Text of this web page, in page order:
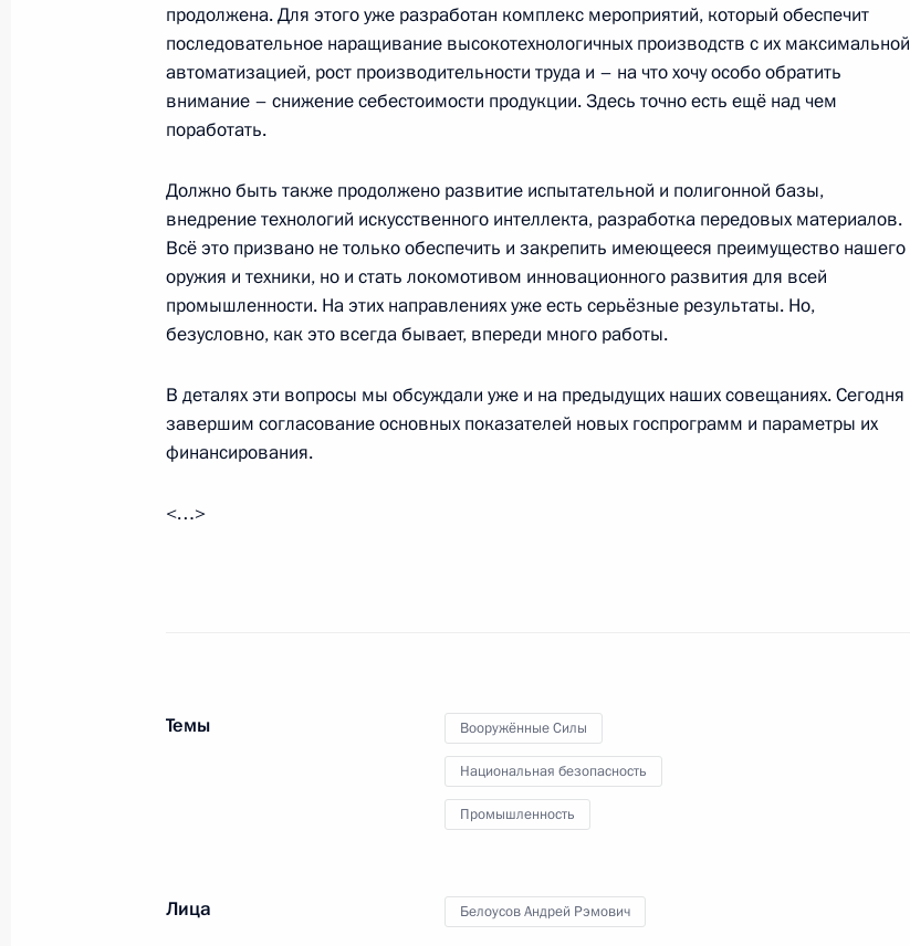
19 сентября 2025 года, 16:50
Встреча с губернатором Смоленской области Василием
Анохиным
10 сентября 2025 года, 14:10
Поездка в Самару
5 сентября 2025 года
Совещание по вопросам развития двигателестроения
5 сентября 2025 года, 22:20
31 августа 2025 года, 00:00
Совещание с членами Правительства
продолжена. Для этого уже разработан комплекс мероприятий, который обеспечит
последовательное наращивание высокотехнологичных производств с их максимальной
автоматизацией, рост производительности труда и – на что хочу особо обратить
внимание – снижение себестоимости продукции. Здесь точно есть ещё над чем
поработать.
Должно быть также продолжено развитие испытательной и полигонной базы,
внедрение технологий искусственного интеллекта, разработка передовых материалов.
Всё это призвано не только обеспечить и закрепить имеющееся преимущество нашего
оружия и техники, но и стать локомотивом инновационного развития для всей
промышленности. На этих направлениях уже есть серьёзные результаты. Но,
безусловно, как это всегда бывает, впереди много работы.
В деталях эти вопросы мы обсуждали уже и на предыдущих наших совещаниях. Сегодня
завершим согласование основных показателей новых госпрограмм и параметры их
финансирования.
<…>
Темы Вооружённые Силы
Национальная безопасность
Промышленность
Лица Белоусов Андрей Рэмович